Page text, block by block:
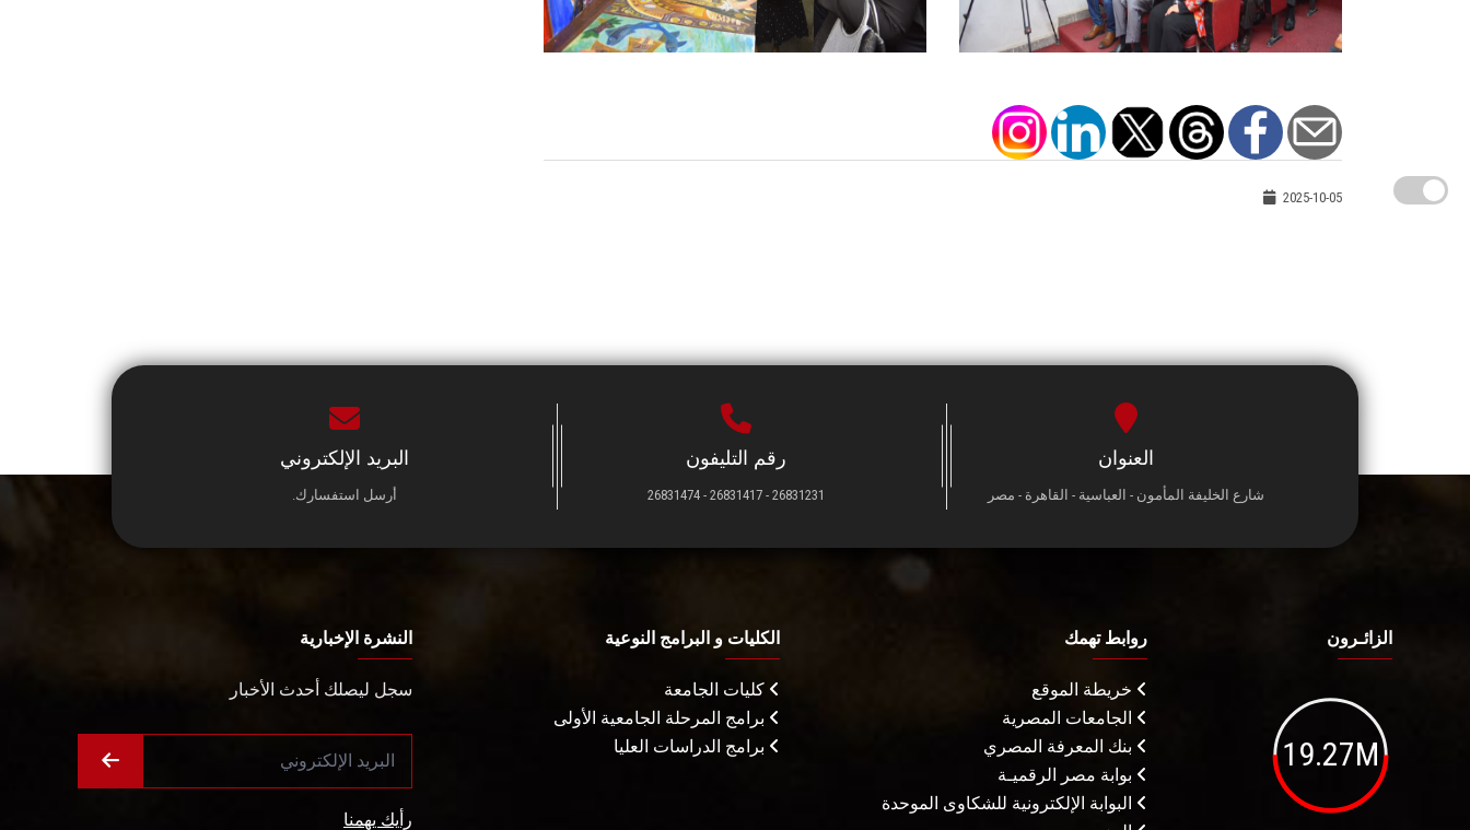
2025-10-05
العنوان
شارع الخليفة المأمون - العباسية - القاهرة - مصر
رقم التليفون
26831231 - 26831417 - 26831474
البريد الإلكتروني
أرسل استفسارك.
الزائـرون
19.27M
روابط تهمك
خريطة الموقع
الجامعات المصرية
بنك المعرفة المصري
بوابة مصر الرقميـة
البوابة الإلكترونية للشكاوى الموحدة
الكليات و البرامج النوعية
كليات الجامعة
برامج المرحلة الجامعية الأولى
برامج الدراسات العليا
النشرة الإخبارية
سجل ليصلك أحدث الأخبار
رأيك يهمنا